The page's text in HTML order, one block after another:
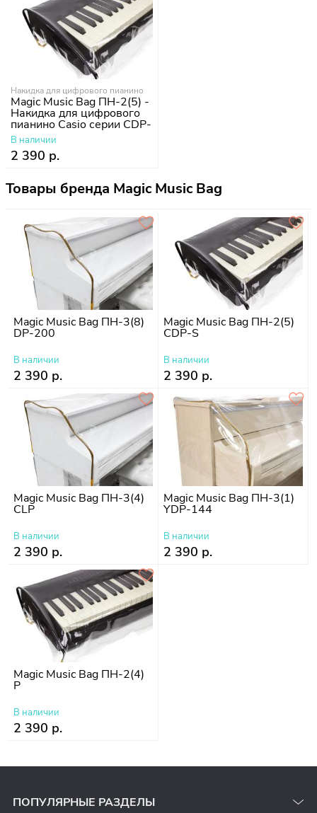
Накидка для цифрового пианино
Magic Music Bag ПН-2(5) -
Накидка для цифрового
пианино Casio серии CDP-
S
В наличии
2 390 р.
Товары бренда Magic Music Bag
Magic Music Bag ПН-3(8)
DP-200
В наличии
2 390 р.
Magic Music Bag ПН-2(5)
CDP-S
В наличии
2 390 р.
Magic Music Bag ПН-3(4)
CLP
В наличии
2 390 р.
Magic Music Bag ПН-3(1)
YDP-144
В наличии
2 390 р.
Magic Music Bag ПН-2(4)
P
В наличии
2 390 р.
ПОПУЛЯРНЫЕ РАЗДЕЛЫ